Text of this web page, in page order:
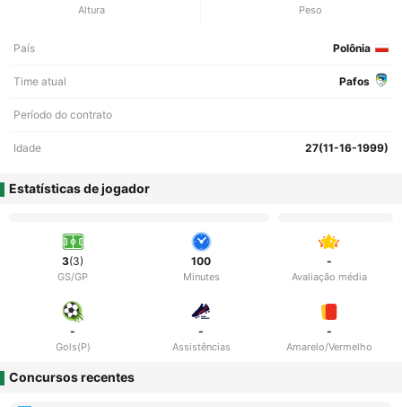
Altura Peso
País Polônia
Time atual Pafos
Período do contrato
Idade 27(11-16-1999)
Estatísticas de jogador
3(3)
GS/GP
100
Minutes
-
Avaliação média
-
Gols(P)
-
Assistências
-
Amarelo/Vermelho
Concursos recentes